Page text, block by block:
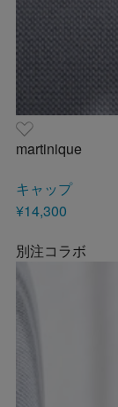
martinique
キャップ
¥14,300
別注コラボ